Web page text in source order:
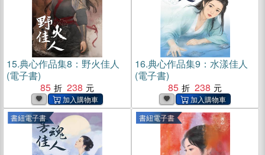
15.典心作品集8：野火佳人
(電子書)
85
238
16.典心作品集9：水漾佳人
(電子書)
85
238
書紐電子書 書紐電子書